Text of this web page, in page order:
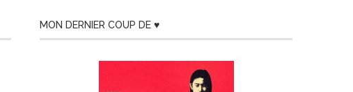
MON DERNIER COUP DE ♥